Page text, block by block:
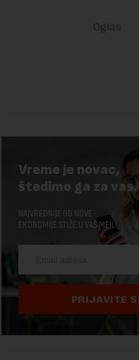
Vreme je novac,
štedimo ga za vas.
NAJVREDNIJE OD NOVE
EKONOMIJE STIŽE U VAŠ MEJL.
PRIJAVITE